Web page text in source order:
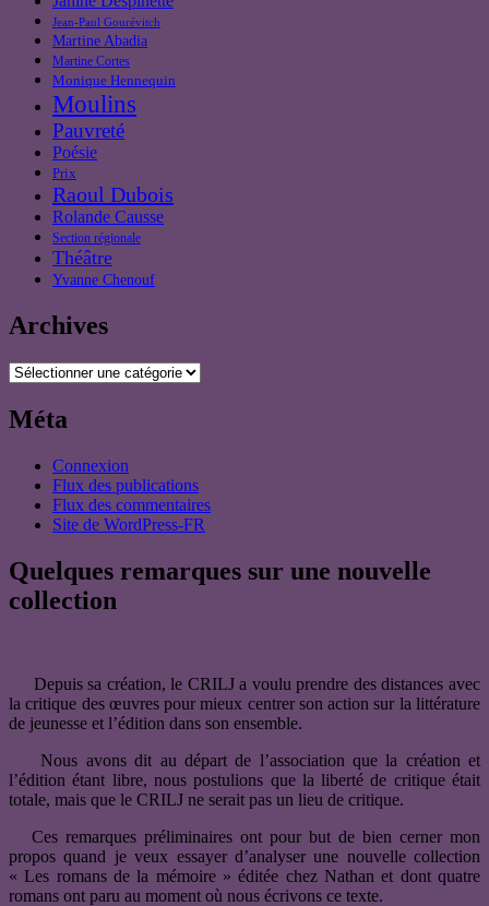
Jean-Paul Gourévitch
Martine Abadia
Martine Cortes
Monique Hennequin
Moulins
Pauvreté
Poésie
Prix
Raoul Dubois
Rolande Causse
Section régionale
Théâtre
Yvanne Chenouf
Archives
Archives
Méta
Connexion
Flux des publications
Flux des commentaires
Site de WordPress-FR
Quelques remarques sur une nouvelle
collection
Depuis sa création, le CRILJ a voulu prendre des distances avec
la critique des œuvres pour mieux centrer son action sur la littérature
de jeunesse et l’édition dans son ensemble.
Nous avons dit au départ de l’association que la création et
l’édition étant libre, nous postulions que la liberté de critique était
totale, mais que le CRILJ ne serait pas un lieu de critique.
Ces remarques préliminaires ont pour but de bien cerner mon
propos quand je veux essayer d’analyser une nouvelle collection
« Les romans de la mémoire » éditée chez Nathan et dont quatre
romans ont paru au moment où nous écrivons ce texte.